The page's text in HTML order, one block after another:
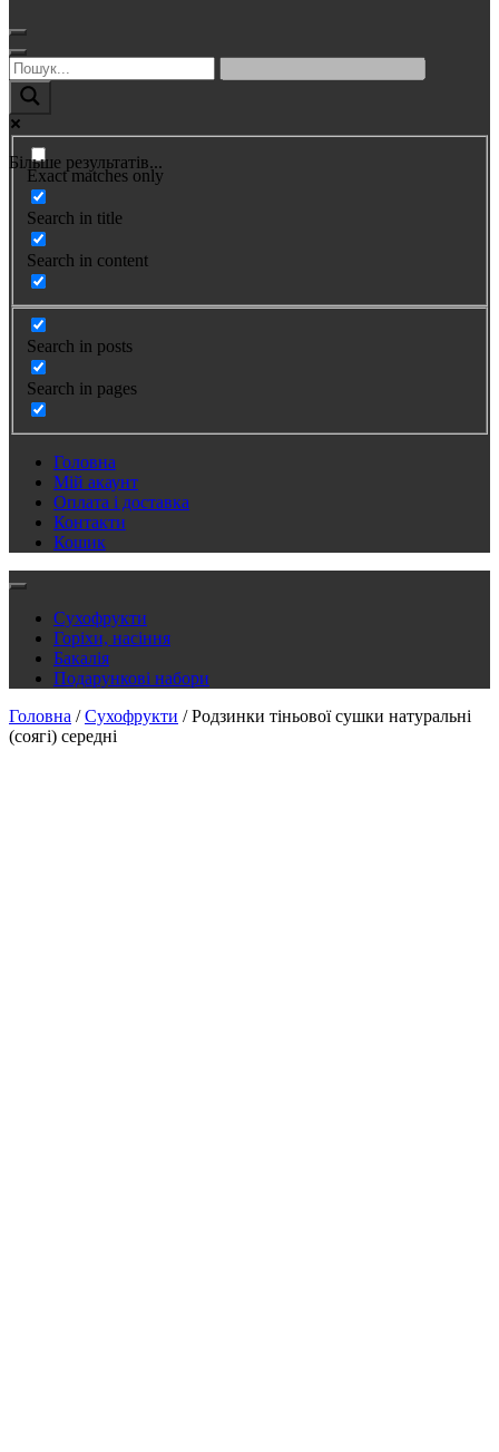
Більше результатів...
Exact matches only
Search in title
Search in content
Search in posts
Search in pages
Головна
Мій акаунт
Оплата і доставка
Контакти
Кошик
Сухофрукти
Горіхи, насіння
Бакалія
Подарункові набори
Головна /Сухофрукти / Родзинки тіньової сушки натуральні
(соягі) середні